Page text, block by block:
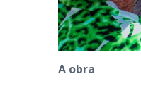
A obra